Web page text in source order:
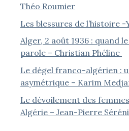
Théo Roumier
Les blessures de l’histoire -
Alger, 2 août 1936 : quand
parole – Christian Phéline
Le dégel franco-algérien :
asymétrique – Karim
Le dévoilement des
Algérie – Jean-Pierre Séréni